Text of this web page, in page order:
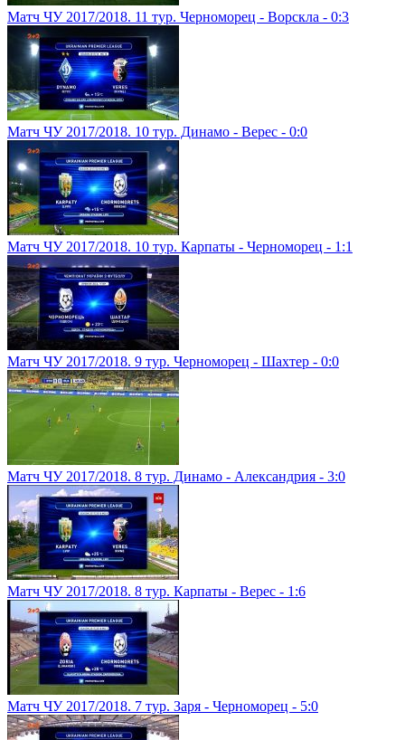
Матч ЧУ 2017/2018. 11 тур. Черноморец - Ворскла - 0:3
Матч ЧУ 2017/2018. 10 тур. Динамо - Верес - 0:0
Матч ЧУ 2017/2018. 10 тур. Карпаты - Черноморец - 1:1
Матч ЧУ 2017/2018. 9 тур. Черноморец - Шахтер - 0:0
Матч ЧУ 2017/2018. 8 тур. Динамо - Александрия - 3:0
Матч ЧУ 2017/2018. 8 тур. Карпаты - Верес - 1:6
Матч ЧУ 2017/2018. 7 тур. Заря - Черноморец - 5:0